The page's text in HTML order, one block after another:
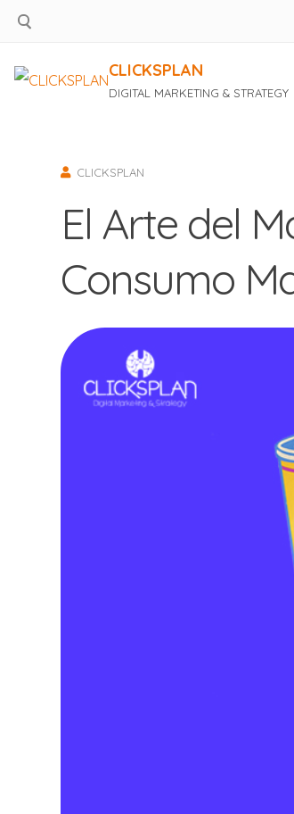
contenido
CLICKSPLAN
DIGITAL MARKETING & STRATEGY
CLICKSPLAN
El Arte del
Consumo